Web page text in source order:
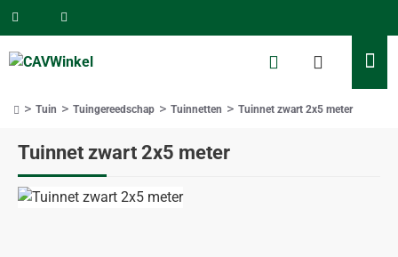
Tuinnet zwart 2x5 meter
Tuin Tuingereedschap Tuinnetten Tuinnet zwart 2x5 meter